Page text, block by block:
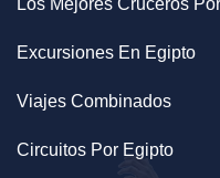
Los Mejores Cruceros
Excursiones En Egipto
Viajes Combinados
Circuitos Por Egipto